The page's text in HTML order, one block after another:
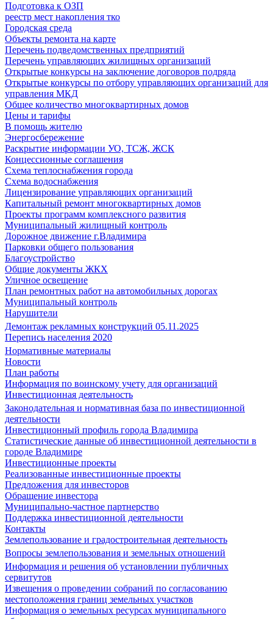
Подготовка к ОЗП
реестр мест накопления тко
Городская среда
Объекты ремонта на карте
Перечень подведомственных предприятий
Перечень управляющих жилищных организаций
Открытые конкурсы на заключение договоров подряда
Открытые конкурсы по отбору управляющих организаций для
управления МКД
Общее количество многоквартирных домов
Цены и тарифы
В помощь жителю
Энергосбережение
Раскрытие информации УО, ТСЖ, ЖСК
Концессионные соглашения
Схема теплоснабжения города
Схема водоснабжения
Лицензирование управляющих организаций
Капитальный ремонт многоквартирных домов
Проекты программ комплексного развития
Муниципальный жилищный контроль
Дорожное движение г.Владимира
Парковки общего пользования
Благоустройство
Общие документы ЖКХ
Уличное освещение
План ремонтных работ на автомобильных дорогах
Муниципальный контроль
Нарушители
Демонтаж рекламных конструкций 05.11.2025
Перепись населения 2020
Нормативные материалы
Новости
План работы
Информация по воинскому учету для организаций
Инвестиционная деятельность
Законодательная и нормативная база по инвестиционной
деятельности
Инвестиционный профиль города Владимира
Статистические данные об инвестиционной деятельности в
городе Владимире
Инвестиционные проекты
Реализованные инвестиционные проекты
Предложения для инвесторов
Обращение инвестора
Муниципально-частное партнерство
Поддержка инвестиционной деятельности
Контакты
Землепользование и градостроительная деятельность
Вопросы землепользования и земельных отношений
Информация и решения об установлении публичных
сервитутов
Извещения о проведении собраний по согласованию
местоположения границ земельных участков
Информация о земельных ресурсах муниципального